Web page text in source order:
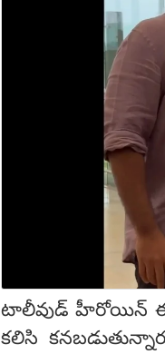
టాలీవుడ్ హీరోయిన్
కలిసి